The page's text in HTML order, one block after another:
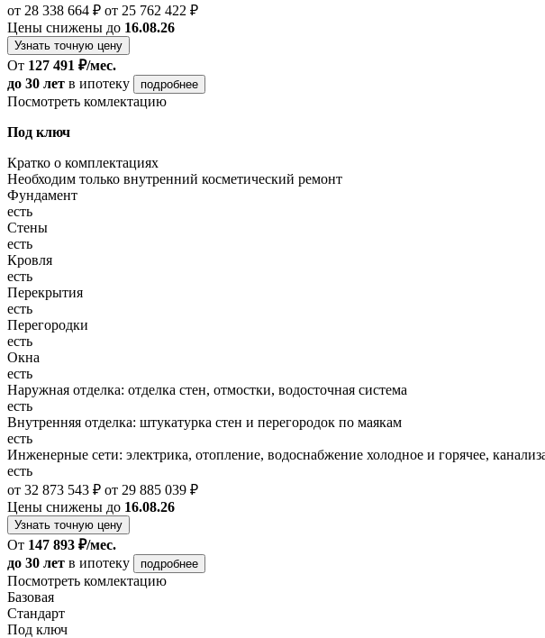
от 28 338 664 ₽ от 25 762 422 ₽
Цены снижены до 16.08.26
Узнать точную цену
От 127 491 ₽/мес.
до 30 лет в ипотеку подробнее
Посмотреть комлектацию
Под ключ
Кратко о комплектациях
Необходим только внутренний косметический ремонт
Фундамент
есть
Стены
есть
Кровля
есть
Перекрытия
есть
Перегородки
есть
Окна
есть
Наружная отделка: отделка стен, отмостки, водосточная система
есть
Внутренняя отделка: штукатурка стен и перегородок по маякам
есть
Инженерные сети: электрика, отопление, водоснабжение холодное и горячее,
есть
от 32 873 543 ₽ от 29 885 039 ₽
Цены снижены до 16.08.26
Узнать точную цену
От 147 893 ₽/мес.
до 30 лет в ипотеку подробнее
Посмотреть комлектацию
Базовая
Стандарт
Под ключ